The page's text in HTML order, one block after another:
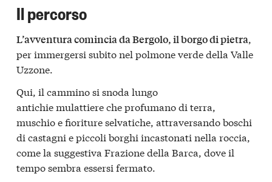
Il percorso
L’avventura comincia da Bergolo, il borgo di pietra,
per immergersi subito nel polmone verde della Valle
Uzzone.
Qui, il cammino si snoda lungo
antichie mulattiere che profumano di terra,
muschio e fioriture selvatiche, attraversando boschi
di castagni e piccoli borghi incastonati nella roccia,
come la suggestiva Frazione della Barca, dove il
tempo sembra essersi fermato.